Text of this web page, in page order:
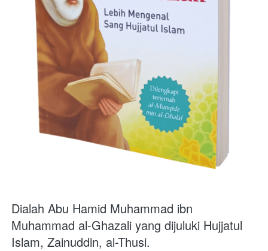
Dialah Abu Hamid Muhammad ibn
Muhammad al-Ghazali yang dijuluki Hujjatul
Islam, Zainuddin, al-Thusi.